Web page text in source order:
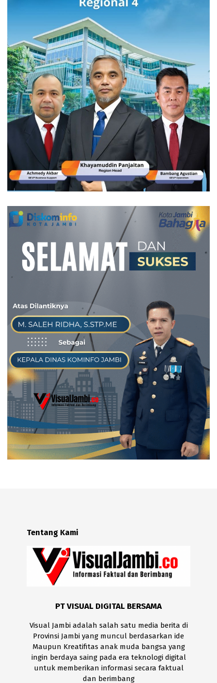
Tentang Kami
PT VISUAL DIGITAL BERSAMA
Visual Jambi adalah salah satu media berita di
Provinsi Jambi yang muncul berdasarkan ide
Maupun Kreatifitas anak muda bangsa yang
ingin berdaya saing pada era teknologi digital
untuk memberikan informasi secara faktual
dan berimbang